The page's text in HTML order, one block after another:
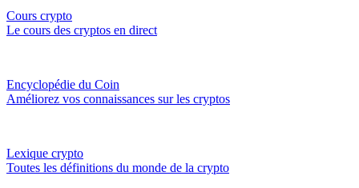
Cours crypto
Le cours des cryptos en direct
Encyclopédie du Coin
Améliorez vos connaissances sur les cryptos
Lexique crypto
Toutes les définitions du monde de la crypto